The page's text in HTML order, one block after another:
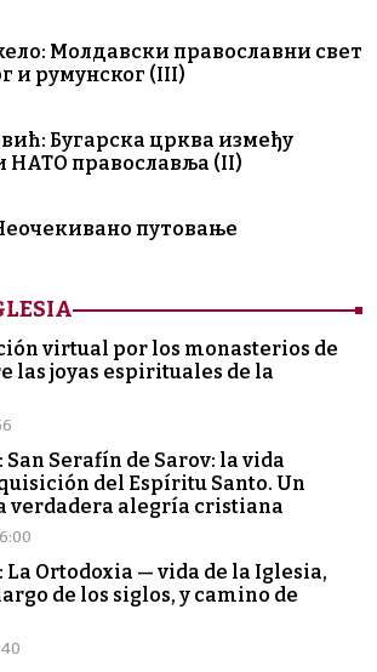
Молдавски православни свет
и румунског (III)
Бугарска црква између
НАТО православља (II)
путовање
virtual por los monasterios de
las joyas espirituales de la
Serafín de Sarov: la vida
del Espíritu Santo. Un
verdadera alegría cristiana
Ortodoxia — vida de la Iglesia,
de los siglos, y camino de